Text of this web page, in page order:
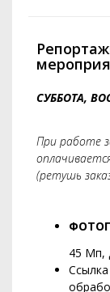
СУББОТА,
При работе
(ретушь
45 Мп,